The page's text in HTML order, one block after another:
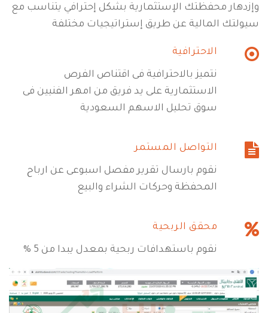
وإزدهار محفظتك الإستثمارية بشكل إحترافي يتناسب مع
سيولتك المالية عن طريق إستراتيجيات مختلفة
الاحترافية
نتميز بالاحترافية فى اقتناص الفرص
الاستثمارية على يد فريق من امهر الفنيين فى
سوق تحليل الاسهم السعودية
التواصل المستمر
نقوم بارسال تقرير مفصل اسبوعى عن ارباح
المحفظة وحركات الشراء والبيع
محقق الربحية
نقوم باستهدافات ربحية بمعدل يبدا من 5 %